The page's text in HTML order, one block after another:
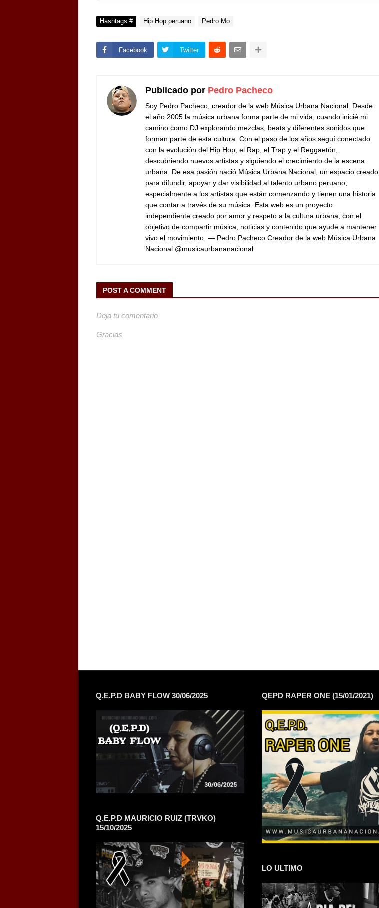
Hashtags # Hip Hop peruano Pedro Mo
Facebook Twitter
Publicado por Pedro Pacheco
Soy Pedro Pacheco, creador de la web Música Urbana Nacional. Desde
el año 2005 la música urbana forma parte de mi vida, cuando inicié mi
camino como DJ explorando mezclas, beats y diferentes sonidos que
forman parte de esta cultura. Con el paso de los años seguí conectado
con la evolución del Hip Hop, el Rap, el Trap y el Reggaetón,
descubriendo nuevos artistas y siguiendo el crecimiento de la escena
urbana. De esa pasión nació Música Urbana Nacional, un espacio creado
para difundir, apoyar y dar visibilidad al talento urbano peruano,
especialmente a los artistas que están comenzando y tienen una historia
que contar a través de su música. Esta web es un proyecto
independiente creado por amor y respeto a la cultura urbana, con el
objetivo de compartir música, noticias y contenido que ayude a mantener
vivo el movimiento. — Pedro Pacheco Creador de la web Música Urbana
Nacional @musicaurbananacional
POST A COMMENT
Deja tu comentario
Gracias
Q.E.P.D BABY FLOW 30/06/2025
Q.E.P.D MAURICIO RUIZ (TRVKO)
15/10/2025
QEPD RAPER ONE (15/01/2021)
LO ULTIMO